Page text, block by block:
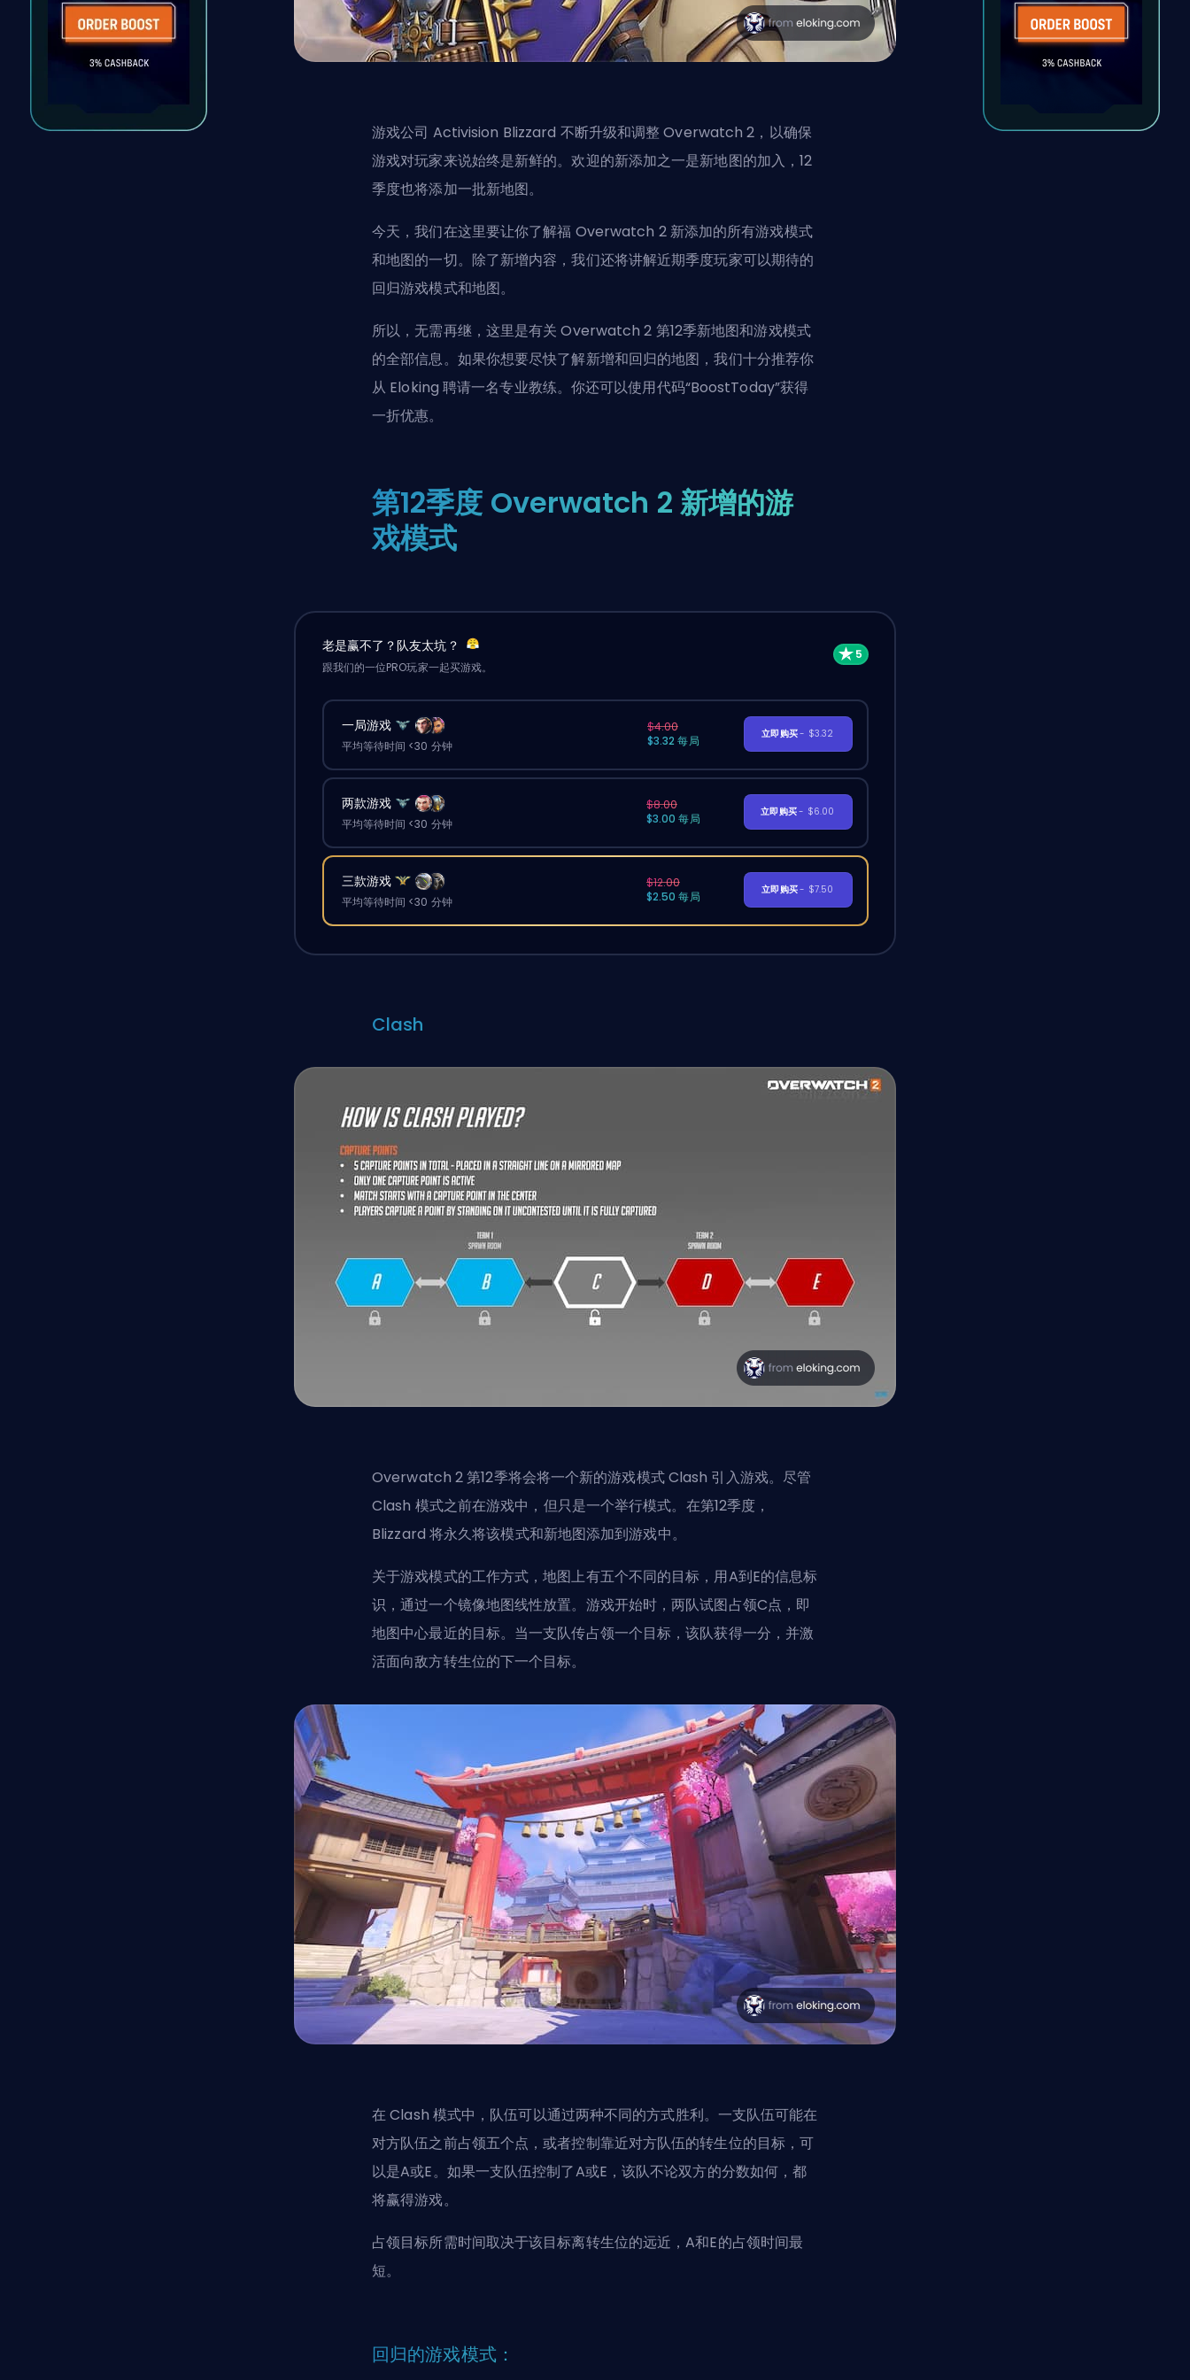
游戏公司 Activision Blizzard 不断升级和调整 Overwatch 2，以确保
游戏对玩家来说始终是新鲜的。欢迎的新添加之一是新地图的加入，12
季度也将添加一批新地图。
今天，我们在这里要让你了解福 Overwatch 2 新添加的所有游戏模式
和地图的一切。除了新增内容，我们还将讲解近期季度玩家可以期待的
回归游戏模式和地图。
所以，无需再继，这里是有关 Overwatch 2 第12季新地图和游戏模式
的全部信息。如果你想要尽快了解新增和回归的地图，我们十分推荐你
从 Eloking 聘请一名专业教练。你还可以使用代码“BoostToday”获得
一折优惠。
第12季度 Overwatch 2 新增的游
戏模式
老是赢不了？队友太坑？
跟我们的一位PRO玩家一起买游戏。
一局游戏
平均等待时间 <30 分钟
$4.00
$3.32 每局
立即购买- $3.32
两款游戏
平均等待时间 <30 分钟
$8.00
$3.00 每局
立即购买- $6.00
三款游戏
平均等待时间 <30 分钟
$12.00
$2.50 每局
立即购买- $7.50
Clash
Overwatch 2 第12季将会将一个新的游戏模式 Clash 引入游戏。尽管
Clash 模式之前在游戏中，但只是一个举行模式。在第12季度，
Blizzard 将永久将该模式和新地图添加到游戏中。
关于游戏模式的工作方式，地图上有五个不同的目标，用A到E的信息标
识，通过一个镜像地图线性放置。游戏开始时，两队试图占领C点，即
地图中心最近的目标。当一支队传占领一个目标，该队获得一分，并激
活面向敌方转生位的下一个目标。
在 Clash 模式中，队伍可以通过两种不同的方式胜利。一支队伍可能在
对方队伍之前占领五个点，或者控制靠近对方队伍的转生位的目标，可
以是A或E。如果一支队伍控制了A或E，该队不论双方的分数如何，都
将赢得游戏。
占领目标所需时间取决于该目标离转生位的远近，A和E的占领时间最
短。
回归的游戏模式：